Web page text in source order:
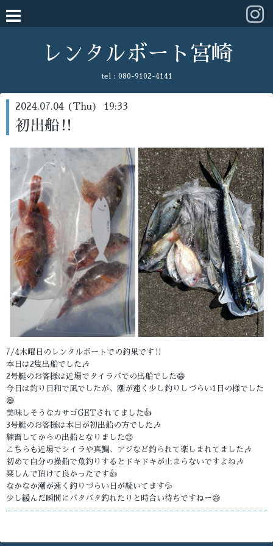
レンタルボート宮崎
tel : 080-9102-4141
2024.07.04 (Thu) 19:33
初出船‼️
7/4木曜日のレンタルボートでの釣果です‼️
本日は2隻出船でした🎶
2号艇のお客様は近場でタイラバでの出船でした😁
今日は釣り日和で凪でしたが、潮が速く少し釣りしづらい1日の様でした
😅
美味しそうなカサゴGETされてました👍
3号艇のお客様は本日が初出船の方でした🎶
練習してからの出船となりました😊
こちらも近場でシイラや真鯛、アジなど釣られて楽しまれてました🎶
初めて自分の操船で魚釣りするとドキドキが止まらないですよね🎶
楽しんで頂けて良かったです👍
なかなか潮が速く釣りづらい日が続いてます💦
少し緩んだ瞬間にバタバタ釣れたりと時合い待ちですねー😅